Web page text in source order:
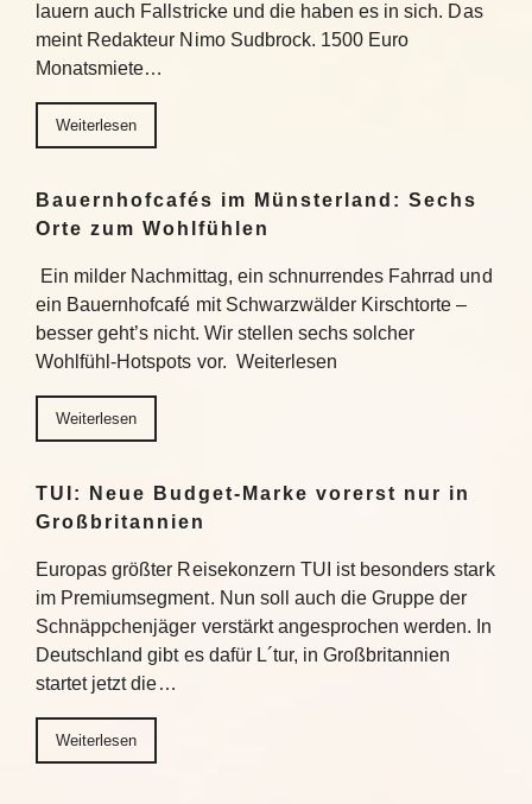
lauern auch Fallstricke und die haben es in sich. Das
meint Redakteur Nimo Sudbrock. 1500 Euro
Monatsmiete…
Weiterlesen
Bauernhofcafés im Münsterland: Sechs
Orte zum Wohlfühlen
Ein milder Nachmittag, ein schnurrendes Fahrrad und
ein Bauernhofcafé mit Schwarzwälder Kirschtorte –
besser geht’s nicht. Wir stellen sechs solcher
Wohlfühl-Hotspots vor. Weiterlesen
Weiterlesen
TUI: Neue Budget-Marke vorerst nur in
Großbritannien
Europas größter Reisekonzern TUI ist besonders stark
im Premiumsegment. Nun soll auch die Gruppe der
Schnäppchenjäger verstärkt angesprochen werden. In
Deutschland gibt es dafür L´tur, in Großbritannien
startet jetzt die…
Weiterlesen